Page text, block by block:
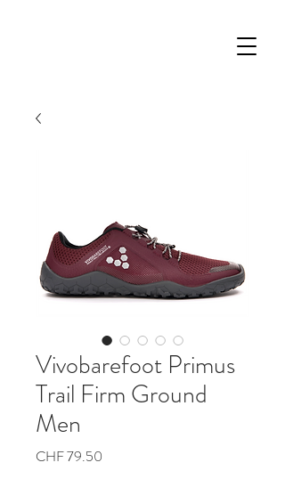
Vivobarefoot Primus
Trail Firm Ground
Men
CHF 79.50